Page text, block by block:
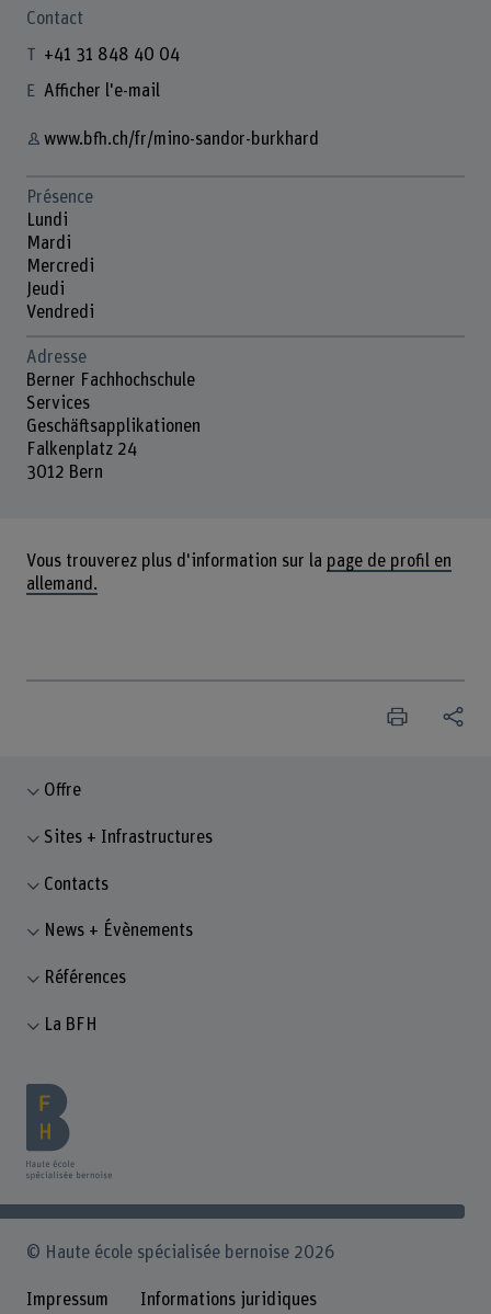
Contact
+41 31 848 40 04
Afficher l'e-mail
www.bfh.ch/fr/mino-sandor-burkhard
Présence
Lundi
Mardi
Mercredi
Jeudi
Vendredi
Adresse
Berner Fachhochschule
Services
Geschäftsapplikationen
Falkenplatz 24
3012 Bern
Vous trouverez plus d'information sur la page de profil en
allemand.
Offre
Sites + Infrastructures
Contacts
News + Évènements
Références
La BFH
© Haute école spécialisée bernoise 2026
Impressum Informations juridiques